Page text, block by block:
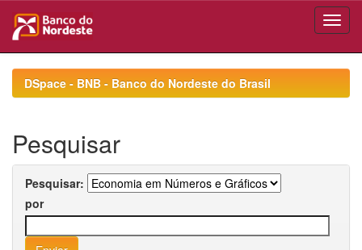
navigationDSpace - BNB - Banco do Nordeste do Brasil
Pesquisar
Pesquisar:
por